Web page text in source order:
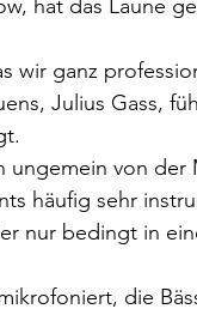
hat das Laune
wir ganz
Julius Gass,
ungemein von
häufig sehr
nur bedingt in
die